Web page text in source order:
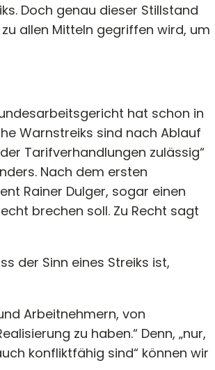
Doch genau dieser Stillstand
allen Mitteln gegriffen wird, um
hat schon in
Warnstreiks sind nach Ablauf
Tarifverhandlungen zulässig“
Nach dem ersten
Rainer Dulger, sogar einen
brechen soll. Zu Recht sagt
der Sinn eines Streiks ist,
Arbeitnehmern, von
zu haben.“ Denn, „nur,
konfliktfähig sind“ können wir